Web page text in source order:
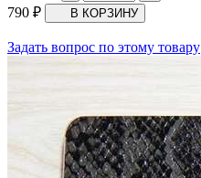
790 ₽
Задать вопрос по этому товару